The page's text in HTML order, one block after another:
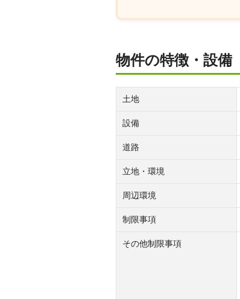
物件の特徴・設備
土地
設備
道路
立地・環境
周辺環境
制限事項
その他制限事項